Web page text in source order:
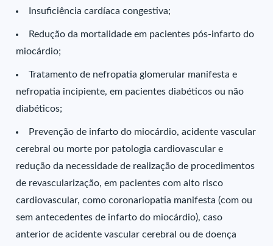
Insuficiência cardíaca congestiva;
Redução da mortalidade em pacientes pós-infarto do
miocárdio;
Tratamento de nefropatia glomerular manifesta e
nefropatia incipiente, em pacientes diabéticos ou não
diabéticos;
Prevenção de infarto do miocárdio, acidente vascular
cerebral ou morte por patologia cardiovascular e
redução da necessidade de realização de procedimentos
de revascularização, em pacientes com alto risco
cardiovascular, como coronariopatia manifesta (com ou
sem antecedentes de infarto do miocárdio), caso
anterior de acidente vascular cerebral ou de doença